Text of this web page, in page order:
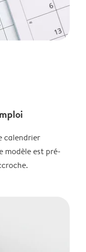
calendrier
modèle est pré-